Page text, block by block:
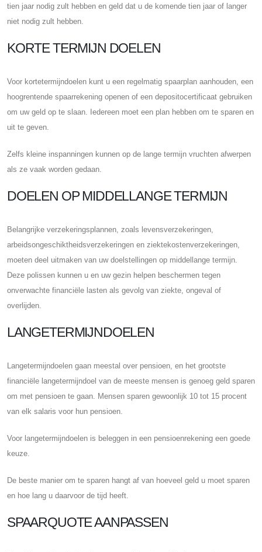
tien jaar nodig zult hebben en geld dat u de komende tien jaar of langer
niet nodig zult hebben.
KORTE TERMIJN DOELEN
Voor kortetermijndoelen kunt u een regelmatig spaarplan aanhouden, een
hoogrentende spaarrekening openen of een depositocertificaat gebruiken
om uw geld op te slaan. Iedereen moet een plan hebben om te sparen en
uit te geven.
Zelfs kleine inspanningen kunnen op de lange termijn vruchten afwerpen
als ze vaak worden gedaan.
DOELEN OP MIDDELLANGE TERMIJN
Belangrijke verzekeringsplannen, zoals levensverzekeringen,
arbeidsongeschiktheidsverzekeringen en ziektekostenverzekeringen,
moeten deel uitmaken van uw doelstellingen op middellange termijn.
Deze polissen kunnen u en uw gezin helpen beschermen tegen
onverwachte financiële lasten als gevolg van ziekte, ongeval of
overlijden.
LANGETERMIJNDOELEN
Langetermijndoelen gaan meestal over pensioen, en het grootste
financiële langetermijndoel van de meeste mensen is genoeg geld sparen
om met pensioen te gaan. Mensen sparen gewoonlijk 10 tot 15 procent
van elk salaris voor hun pensioen.
Voor langetermijndoelen is beleggen in een pensioenrekening een goede
keuze.
De beste manier om te sparen hangt af van hoeveel geld u moet sparen
en hoe lang u daarvoor de tijd heeft.
SPAARQUOTE AANPASSEN